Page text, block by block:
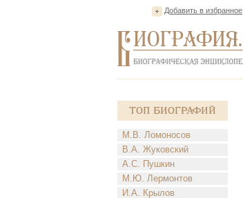
Добавить в избранное
Топ Биографий
М.В. Ломоносов
В.А. Жуковский
А.С. Пушкин
М.Ю. Лермонтов
И.А. Крылов